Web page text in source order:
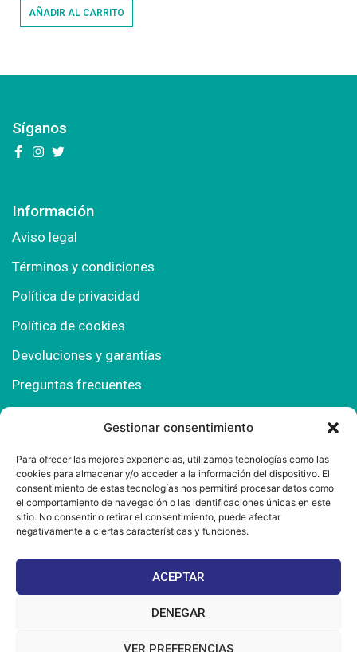
Gestionar consentimiento
Para ofrecer las mejores experiencias, utilizamos tecnologías como las
cookies para almacenar y/o acceder a la información del dispositivo. El
consentimiento de estas tecnologías nos permitirá procesar datos como
el comportamiento de navegación o las identificaciones únicas en este
sitio. No consentir o retirar el consentimiento, puede afectar
negativamente a ciertas características y funciones.
ACEPTAR
DENEGAR
VER PREFERENCIAS
AÑADIR AL CARRITO
Síganos
Información
Aviso legal
Términos y condiciones
Política de privacidad
Política de cookies
Devoluciones y garantías
Preguntas frecuentes
Polígono Comercial Urbisur (Cita previa) 11130
Chiclana de la Fra. (Cádiz)
667 457 908
info@mantonesdelsur.com
mantonesdelsur@gmail.com